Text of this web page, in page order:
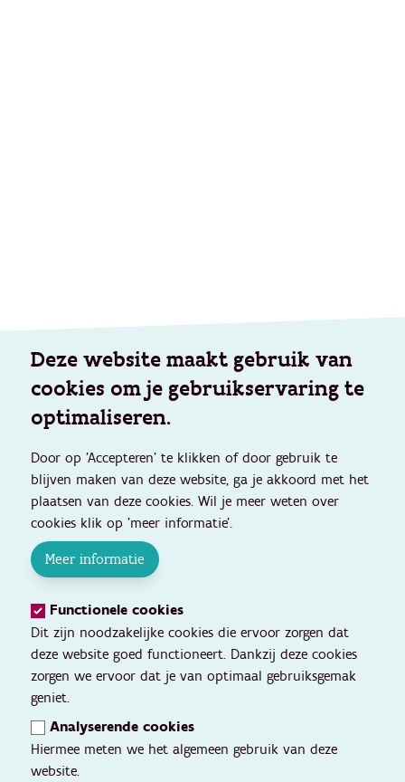
Deze website maakt gebruik van
cookies om je gebruikservaring te
optimaliseren.
Door op 'Accepteren' te klikken of door gebruik te
blijven maken van deze website, ga je akkoord met het
plaatsen van deze cookies. Wil je meer weten over
cookies klik op 'meer informatie'.
Meer informatie
Functionele cookies
Dit zijn noodzakelijke cookies die ervoor zorgen dat
deze website goed functioneert. Dankzij deze cookies
zorgen we ervoor dat je van optimaal gebruiksgemak
geniet.
Analyserende cookies
Hiermee meten we het algemeen gebruik van deze
website.